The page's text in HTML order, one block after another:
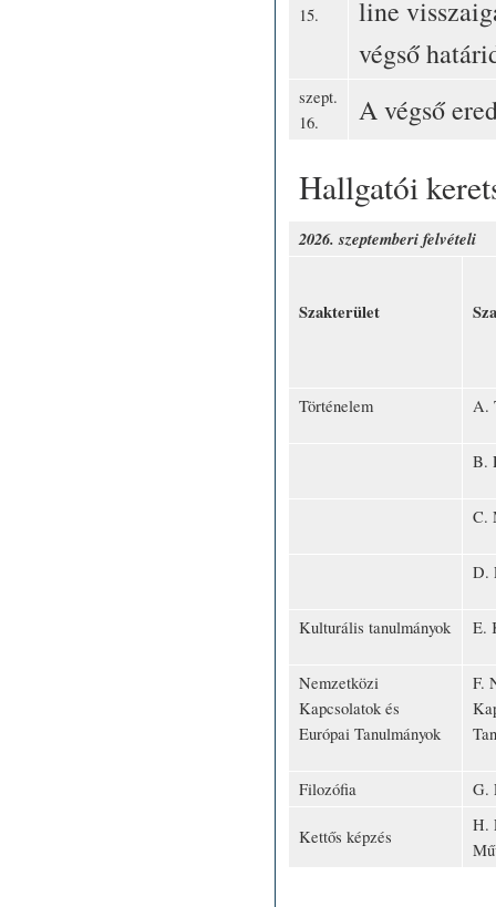
15.
line
végső
szept.
16.
A végső
Hallgatói
2026. szeptemberi felvételi
Szakterület
Történelem A.
B.
C.
D.
Kulturális tanulmányok E.
Nemzetközi
Kapcsolatok és
Európai Tanulmányok
F.
Filozófia G.
Kettős képzés
H.